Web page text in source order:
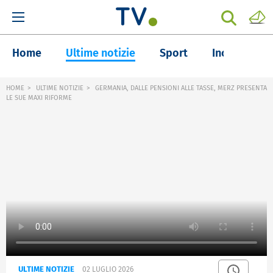
Home Ultime notizie Sport Inchieste
HOME ULTIME NOTIZIE
GERMANIA, DALLE PENSIONI ALLE TASSE, MERZ PRESENTA
LE SUE MAXI RIFORME
ULTIME NOTIZIE 02 LUGLIO 2026